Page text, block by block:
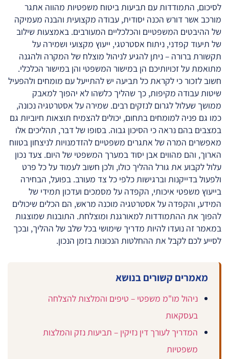
לסיכום, התמודדות עם תביעות ביטוח משפטיות מהווה אתגר
מורכב אשר דורש הכנה יסודית, עבודה מקצועית והבנה מעמיקה
של ההיבטים המשפטיים והכלכליים המעורבים. באמצעות שילוב
של תיעוד קפדני, ניתוח אסטרטגי, ייעוץ מקצועי ושמירה על
תקשורת ברורה – ניתן להגיע לניהול מוצלח של המקרה ולהגנה
מתואמת על זכויותיכם הן במישור המשפטי והן במישור הכלכלי.
חשוב לזכור כי לקראת כל תביעה יש להתייעל עם מומחים ולהפעיל
שיטות עבודה מקיפות, כך שהליך כלשהו לא יהפוך למאבק
ממושך שעלול לגרום לנזקים רבים. שמירה על אסטרטגיה נכונה,
כמו גם פניה למומחים בתחום, יכולים להצמיח תוצאות חיוביות גם
במצבים בהם נראה כי הסיכון גבוה. בסופו של דבר, תהליכים אלו
מאפשרים המרה של אתגרים משפטיים להזדמנויות לניצחון בטווח
הארוך, והם מהווים אבן יסוד במערך המשפטי של היום. צעד נכון
עלול לקבוע את גורל ההליך כולו, ולכן חשוב לעמוד על כל פרט
ולפעול בדייקנות וברגישות כלפי כל צד מעורב. בפועל, הבחירה
בייעוץ משפטי איכותי, הקפדה על מסמכים ועדכון תמידי של
המידע, והקפדה על אסטרטגיה מוכנה מראש, הם הכלים שיכולים
להפוך את ההתמודדות למאורגנת ומוצלחת. התובנות שמוצגות
במאמר זה נועדו להיות מדריך שימושי בכל שלב של ההליך, ובכך
לסייע לכם לקבל את ההחלטות הנכונות בזמן הנכון.
מאמרים קשורים בנושא
ניהול מו"מ משפטי – טיפים והמלצות להצלחה
בעסקאות
המדריך לעורך דין נזיקין – תביעות נזק והמלצות
משפטיות